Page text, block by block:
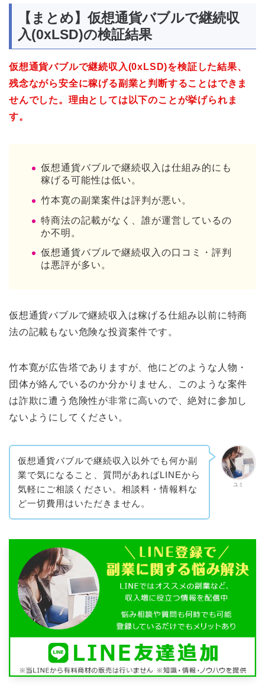
【まとめ】仮想通貨バブルで継続収
入(0xLSD)の検証結果
仮想通貨バブルで継続収入(0xLSD)を検証した結果、
残念ながら安全に稼げる副業と判断することはできま
せんでした。理由としては以下のことが挙げられま
す。
仮想通貨バブルで継続収入は仕組み的にも
稼げる可能性は低い。
竹本寛の副業案件は評判が悪い。
特商法の記載がなく、誰が運営しているの
か不明。
仮想通貨バブルで継続収入の口コミ・評判
は悪評が多い。
仮想通貨バブルで継続収入は稼げる仕組み以前に特商
法の記載もない危険な投資案件です。
竹本寛が広告塔でありますが、他にどのような人物・
団体が絡んでいるのか分かりません、このような案件
は詐欺に遭う危険性が非常に高いので、絶対に参加し
ないようにしてください。
ユミ
仮想通貨バブルで継続収入以外でも何か副
業で気になること、質問があればLINEから
気軽にご相談ください。相談料・情報料な
ど一切費用はいただきません。